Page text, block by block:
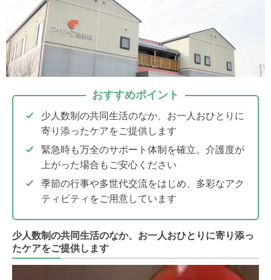
おすすめポイント
少人数制の共同生活のなか、お一人おひとりに
寄り添ったケアをご提供します
緊急時も万全のサポート体制を確立。介護度が
上がった場合もご安心ください
季節の行事や多世代交流をはじめ、多彩なアク
ティビティをご用意しています
少人数制の共同生活のなか、お一人おひとりに寄り添っ
たケアをご提供します